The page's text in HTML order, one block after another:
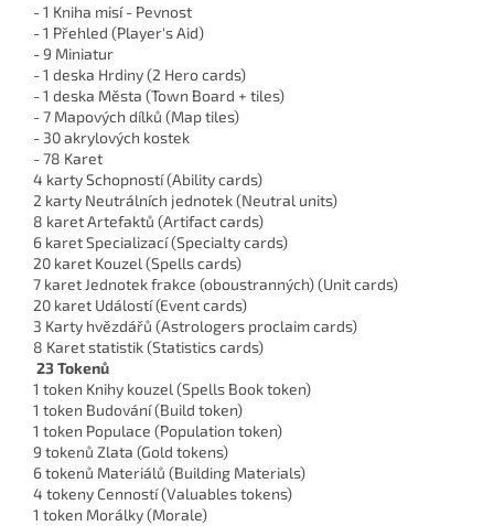
- 1 Kniha misí - Pevnost
- 1 Přehled (Player's Aid)
- 9 Miniatur
- 1 deska Hrdiny (2 Hero cards)
- 1 deska Města (Town Board + tiles)
- 7 Mapových dílků (Map tiles)
- 30 akrylových kostek
- 78 Karet
4 karty Schopností (Ability cards)
2 karty Neutrálních jednotek (Neutral units)
8 karet Artefaktů (Artifact cards)
6 karet Specializací (Specialty cards)
20 karet Kouzel (Spells cards)
7 karet Jednotek frakce (oboustranných) (Unit cards)
20 karet Událostí (Event cards)
3 Karty hvězdářů (Astrologers proclaim cards)
8 Karet statistik (Statistics cards)
23 Tokenů
1 token Knihy kouzel (Spells Book token)
1 token Budování (Build token)
1 token Populace (Population token)
9 tokenů Zlata (Gold tokens)
6 tokenů Materiálů (Building Materials)
4 tokeny Cenností (Valuables tokens)
1 token Morálky (Morale)